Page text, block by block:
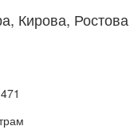
Кирова,